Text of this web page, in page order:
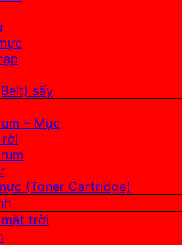
sấy
– Mực
(Toner Cartridge)
trời